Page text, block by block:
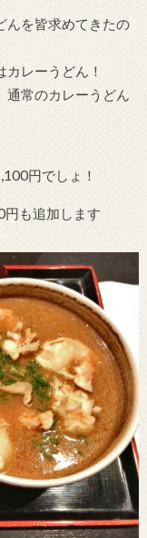
んを皆求めてきたの
レーうどん！
通常のカレーうどん
円でしょ！
円も追加します